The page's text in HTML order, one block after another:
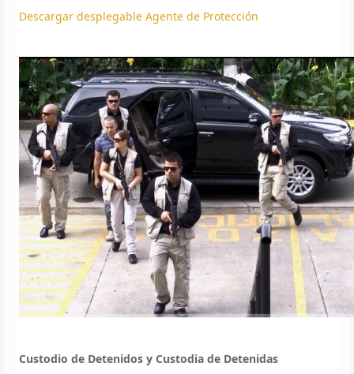
Descargar desplegable Agente de Protección
Custodio de Detenidos y Custodia de Detenidas